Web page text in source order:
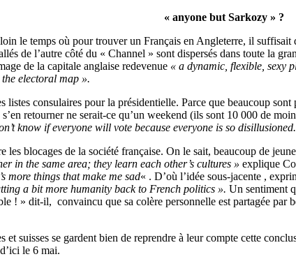
« anyone but Sarkozy » ?
le temps où pour trouver un Français en Angleterre, il
de l’autre côté du « Channel » sont dispersés dans toute la
de la capitale anglaise redevenue « a dynamic, flexible, sexy
the electoral map ».
listes consulaires pour la présidentielle. Parce que beaucoup
retourner ne serait-ce qu’un weekend (ils sont 10 000 de
know if everyone will vote because everyone is so
blocages de la société française. On le sait, beaucoup de
in the same area; they learn each other’s cultures » explique
more things that make me sad« . D’où l’idée sous-jacente ,
a bit more humanity back to French politics ». Un sentiment
! » dit-il, convaincu que sa colère personnelle est partagée par
et suisses se gardent bien de reprendre à leur compte cette
le 6 mai.